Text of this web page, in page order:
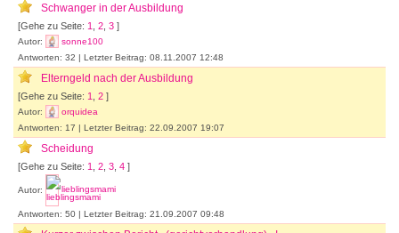
Schwanger in der Ausbildung
[Gehe zu Seite: 1 2 3 ]
Autor:
sonne100
Antworten: 32 | Letzter Beitrag: 08.11.2007 12:48
Elterngeld nach der Ausbildung
[Gehe zu Seite: 1 2 ]
Autor:
orquidea
Antworten: 17 | Letzter Beitrag: 22.09.2007 19:07
Scheidung
[Gehe zu Seite: 1 2 3 4 ]
Autor: lieblingsmami
Antworten: 50 | Letzter Beitrag: 21.09.2007 09:48